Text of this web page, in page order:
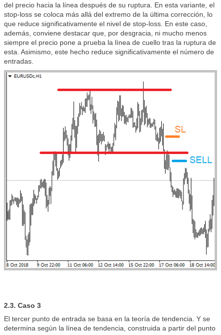
del precio hacia la línea después de su ruptura. En esta variante, el
stop-loss se coloca más allá del extremo de la última corrección, lo
que reduce significativamente el nivel de stop-loss. En este caso,
además, conviene destacar que, por desgracia, ni mucho menos
siempre el precio pone a prueba la línea de cuello tras la ruptura de
esta. Asimismo, este hecho reduce significativamente el número de
entradas.
2.3. Caso 3
El tercer punto de entrada se basa en la teoría de tendencia. Y se
determina según la línea de tendencia, construida a partir del punto